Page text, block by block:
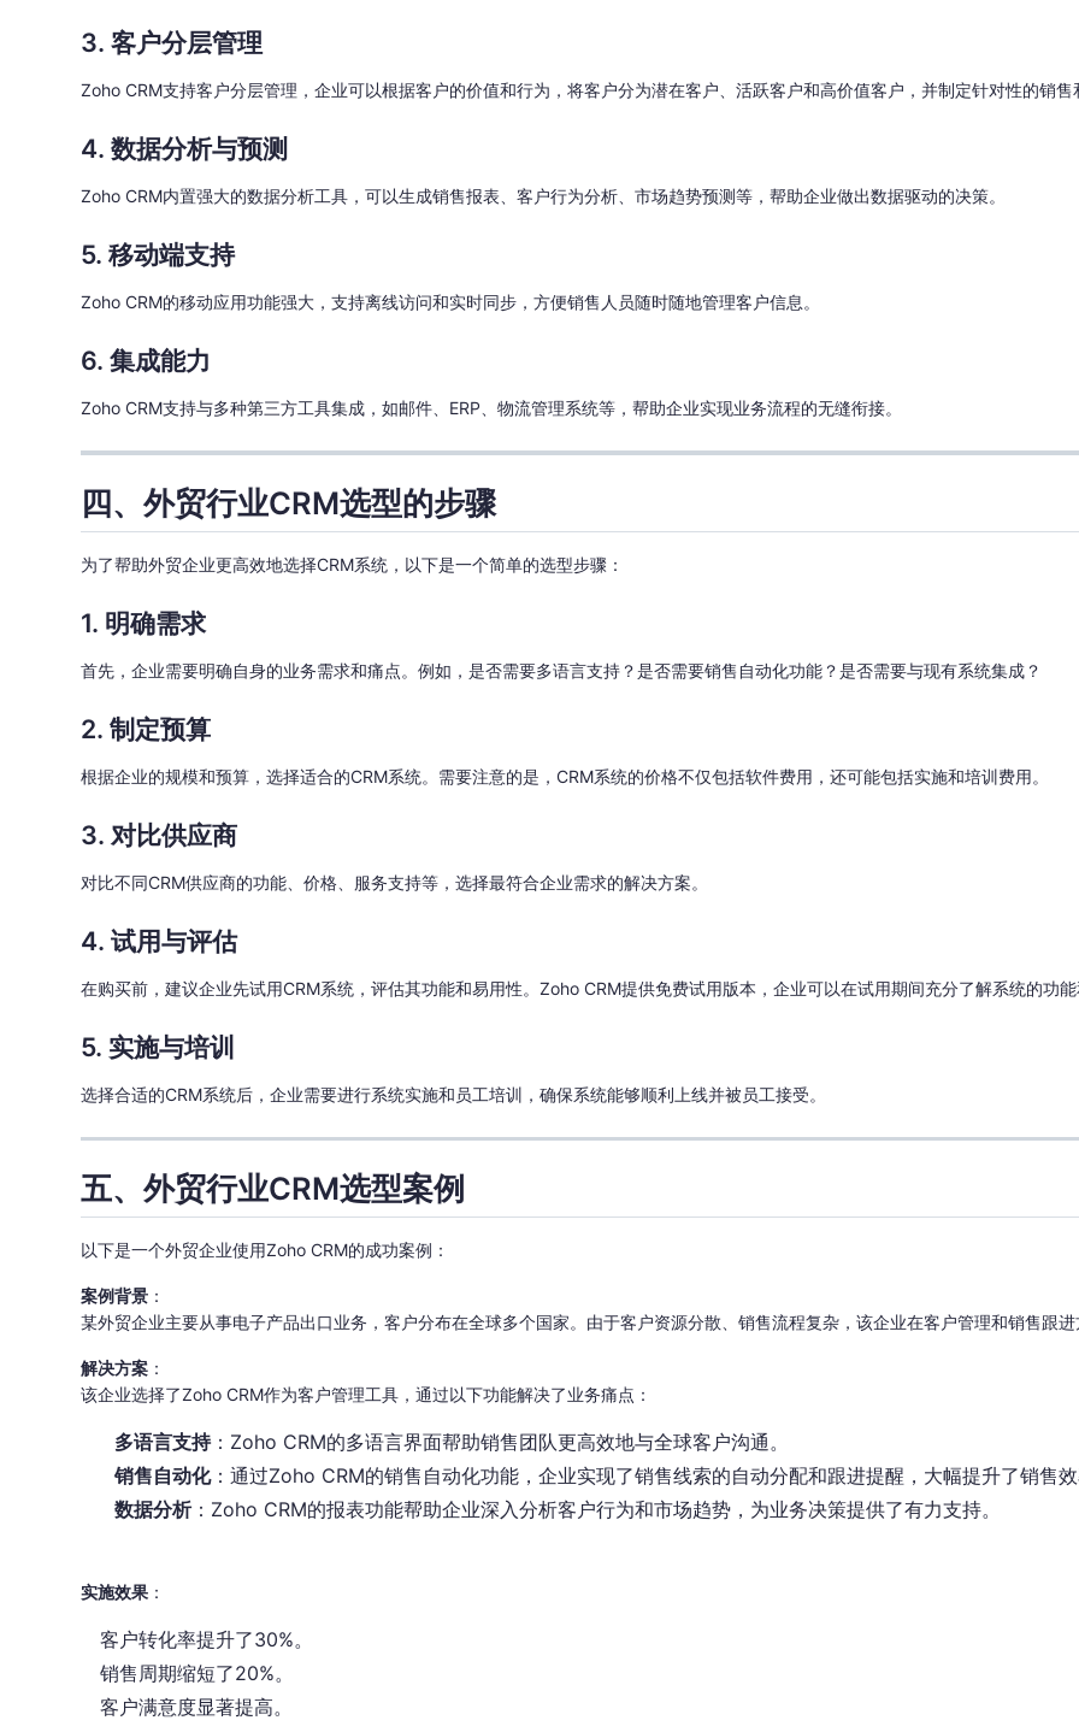
3. 客户分层管理
Zoho CRM支持客户分层管理，企业可以根据客户的价值和行为，将客户分为潜在客户、活跃客户和高价值客户，并制定针对性的销售
4. 数据分析与预测
Zoho CRM内置强大的数据分析工具，可以生成销售报表、客户行为分析、市场趋势预测等，帮助企业做出数据驱动的决策。
5. 移动端支持
Zoho CRM的移动应用功能强大，支持离线访问和实时同步，方便销售人员随时随地管理客户信息。
6. 集成能力
Zoho CRM支持与多种第三方工具集成，如邮件、ERP、物流管理系统等，帮助企业实现业务流程的无缝衔接。
四、外贸行业CRM选型的步骤
为了帮助外贸企业更高效地选择CRM系统，以下是一个简单的选型步骤：
1. 明确需求
首先，企业需要明确自身的业务需求和痛点。例如，是否需要多语言支持？是否需要销售自动化功能？是否需要与现有系统集成？
2. 制定预算
根据企业的规模和预算，选择适合的CRM系统。需要注意的是，CRM系统的价格不仅包括软件费用，还可能包括实施和培训费用。
3. 对比供应商
对比不同CRM供应商的功能、价格、服务支持等，选择最符合企业需求的解决方案。
4. 试用与评估
在购买前，建议企业先试用CRM系统，评估其功能和易用性。Zoho CRM提供免费试用版本，企业可以在试用期间充分了解系统的功能
5. 实施与培训
选择合适的CRM系统后，企业需要进行系统实施和员工培训，确保系统能够顺利上线并被员工接受。
五、外贸行业CRM选型案例
以下是一个外贸企业使用Zoho CRM的成功案例：
案例背景 ：
某外贸企业主要从事电子产品出口业务，客户分布在全球多个国家。由于客户资源分散、销售流程复杂，该企业在客户管理和销售跟进
解决方案 ：
该企业选择了Zoho CRM作为客户管理工具，通过以下功能解决了业务痛点：
多语言支持：Zoho CRM的多语言界面帮助销售团队更高效地与全球客户沟通。
销售自动化：通过Zoho CRM的销售自动化功能，企业实现了销售线索的自动分配和跟进提醒，大幅提升了销售效
数据分析：Zoho CRM的报表功能帮助企业深入分析客户行为和市场趋势，为业务决策提供了有力支持。
实施效果 ：
客户转化率提升了30%。
销售周期缩短了20%。
客户满意度显著提高。